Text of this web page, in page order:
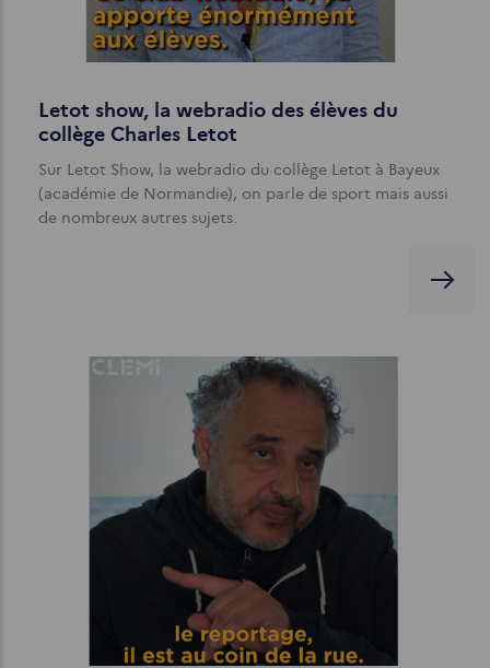
Letot show, la webradio des élèves du
collège Charles Letot
Sur Letot Show, la webradio du collège Letot à Bayeux
(académie de Normandie), on parle de sport mais aussi
de nombreux autres sujets.